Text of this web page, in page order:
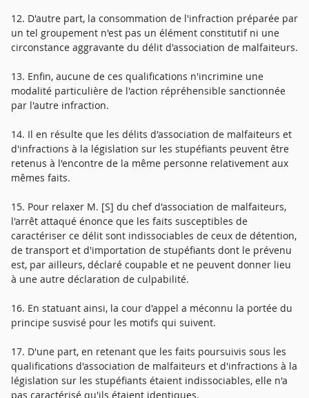
12. D'autre part, la consommation de l'infraction préparée par
un tel groupement n'est pas un élément constitutif ni une
circonstance aggravante du délit d'association de malfaiteurs.
13. Enfin, aucune de ces qualifications n'incrimine une
modalité particulière de l'action répréhensible sanctionnée
par l'autre infraction.
14. Il en résulte que les délits d'association de malfaiteurs et
d'infractions à la législation sur les stupéfiants peuvent être
retenus à l'encontre de la même personne relativement aux
mêmes faits.
15. Pour relaxer M. [S] du chef d'association de malfaiteurs,
l'arrêt attaqué énonce que les faits susceptibles de
caractériser ce délit sont indissociables de ceux de détention,
de transport et d'importation de stupéfiants dont le prévenu
est, par ailleurs, déclaré coupable et ne peuvent donner lieu
à une autre déclaration de culpabilité.
16. En statuant ainsi, la cour d'appel a méconnu la portée du
principe susvisé pour les motifs qui suivent.
17. D'une part, en retenant que les faits poursuivis sous les
qualifications d'association de malfaiteurs et d'infractions à la
législation sur les stupéfiants étaient indissociables, elle n'a
pas caractérisé qu'ils étaient identiques.